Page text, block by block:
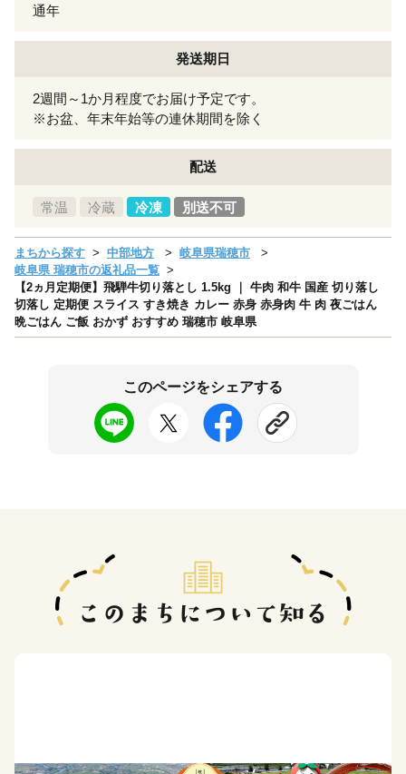
通年
発送期日
2週間～1か月程度でお届け予定です。
※お盆、年末年始等の連休期間を除く
配送
常温 冷蔵 冷凍 別送不可
まちから探す 中部地方
岐阜県瑞穂市
岐阜県 瑞穂市の返礼品一覧
【2ヵ月定期便】飛騨牛切り落とし 1.5kg ｜ 牛肉 和牛 国産 切り落し
切落し 定期便 スライス すき焼き カレー 赤身 赤身肉 牛 肉 夜ごはん
晩ごはん ご飯 おかず おすすめ 瑞穂市 岐阜県
このページをシェアする